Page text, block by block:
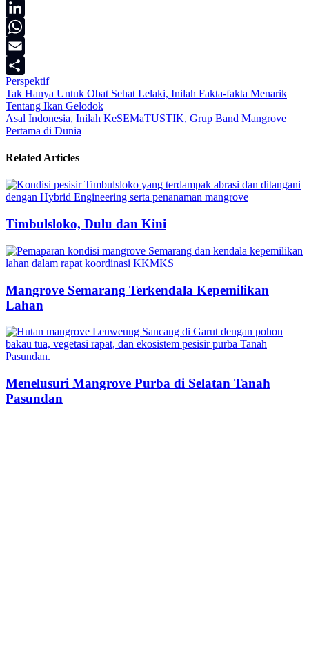
X
LinkedIn
WhatsApp
Email
Share
Perspektif
Navigasi
pos
Tak Hanya Untuk Obat Sehat Lelaki, Inilah Fakta-fakta Menarik
Tentang Ikan Gelodok
Asal Indonesia, Inilah KeSEMaTUSTIK, Grup Band Mangrove
Pertama di Dunia
Related Articles
Timbulsloko, Dulu dan Kini
Mangrove Semarang Terkendala Kepemilikan
Lahan
Menelusuri Mangrove Purba di Selatan Tanah
Pasundan